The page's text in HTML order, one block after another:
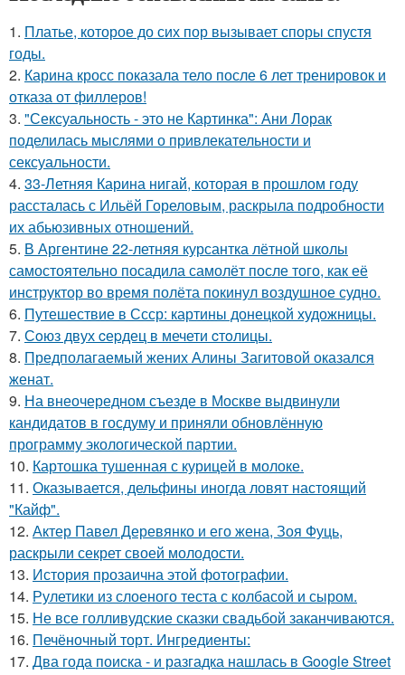
1. Платье, которое до сих пор вызывает споры спустя
годы.
2. Карина кросс показала тело после 6 лет тренировок и
отказа от филлеров!
3. "Сексуальность - это не Картинка": Ани Лорак
поделилась мыслями о привлекательности и
сексуальности.
4. 33-Летняя Карина нигай, которая в прошлом году
рассталась с Ильёй Гореловым, раскрыла подробности
их абьюзивных отношений.
5. В Аргентине 22-летняя курсантка лётной школы
самостоятельно посадила самолёт после того, как её
инструктор во время полёта покинул воздушное судно.
6. Путешествие в Ссср: картины донецкой художницы.
7. Сoюз двух cеpдец в мечети cтoлицы.
8. Предполагаемый жених Алины Загитовой оказался
женат.
9. На внеочередном съезде в Москве выдвинули
кандидатов в госдуму и приняли обновлённую
программу экологической партии.
10. Картошка тушенная с курицей в молоке.
11. Оказывается, дельфины иногда ловят настоящий
"Кайф".
12. Актер Павел Деревянко и его жена, Зоя Фуць,
раскрыли секрет своей молодости.
13. История прозаична этой фотографии.
14. Рулетики из слоеного теста с колбасой и сыром.
15. Не все голливудские сказки свадьбой заканчиваются.
16. Печёночный торт. Ингредиенты:
17. Два года поиска - и разгадка нашлась в Google Street